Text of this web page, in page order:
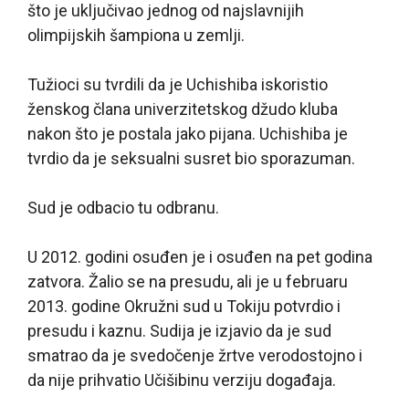
što je uključivao jednog od najslavnijih
olimpijskih šampiona u zemlji.
Tužioci su tvrdili da je Uchishiba iskoristio
ženskog člana univerzitetskog džudo kluba
nakon što je postala jako pijana. Uchishiba je
tvrdio da je seksualni susret bio sporazuman.
Sud je odbacio tu odbranu.
U 2012. godini osuđen je i osuđen na pet godina
zatvora. Žalio se na presudu, ali je u februaru
2013. godine Okružni sud u Tokiju potvrdio i
presudu i kaznu. Sudija je izjavio da je sud
smatrao da je svedočenje žrtve verodostojno i
da nije prihvatio Učišibinu verziju događaja.